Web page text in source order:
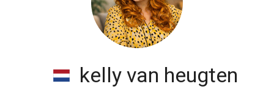
kelly van heugten